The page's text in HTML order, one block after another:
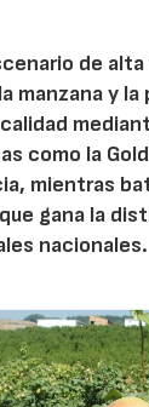
de
manzana y la
como la
mientras
gana la
nacionales.